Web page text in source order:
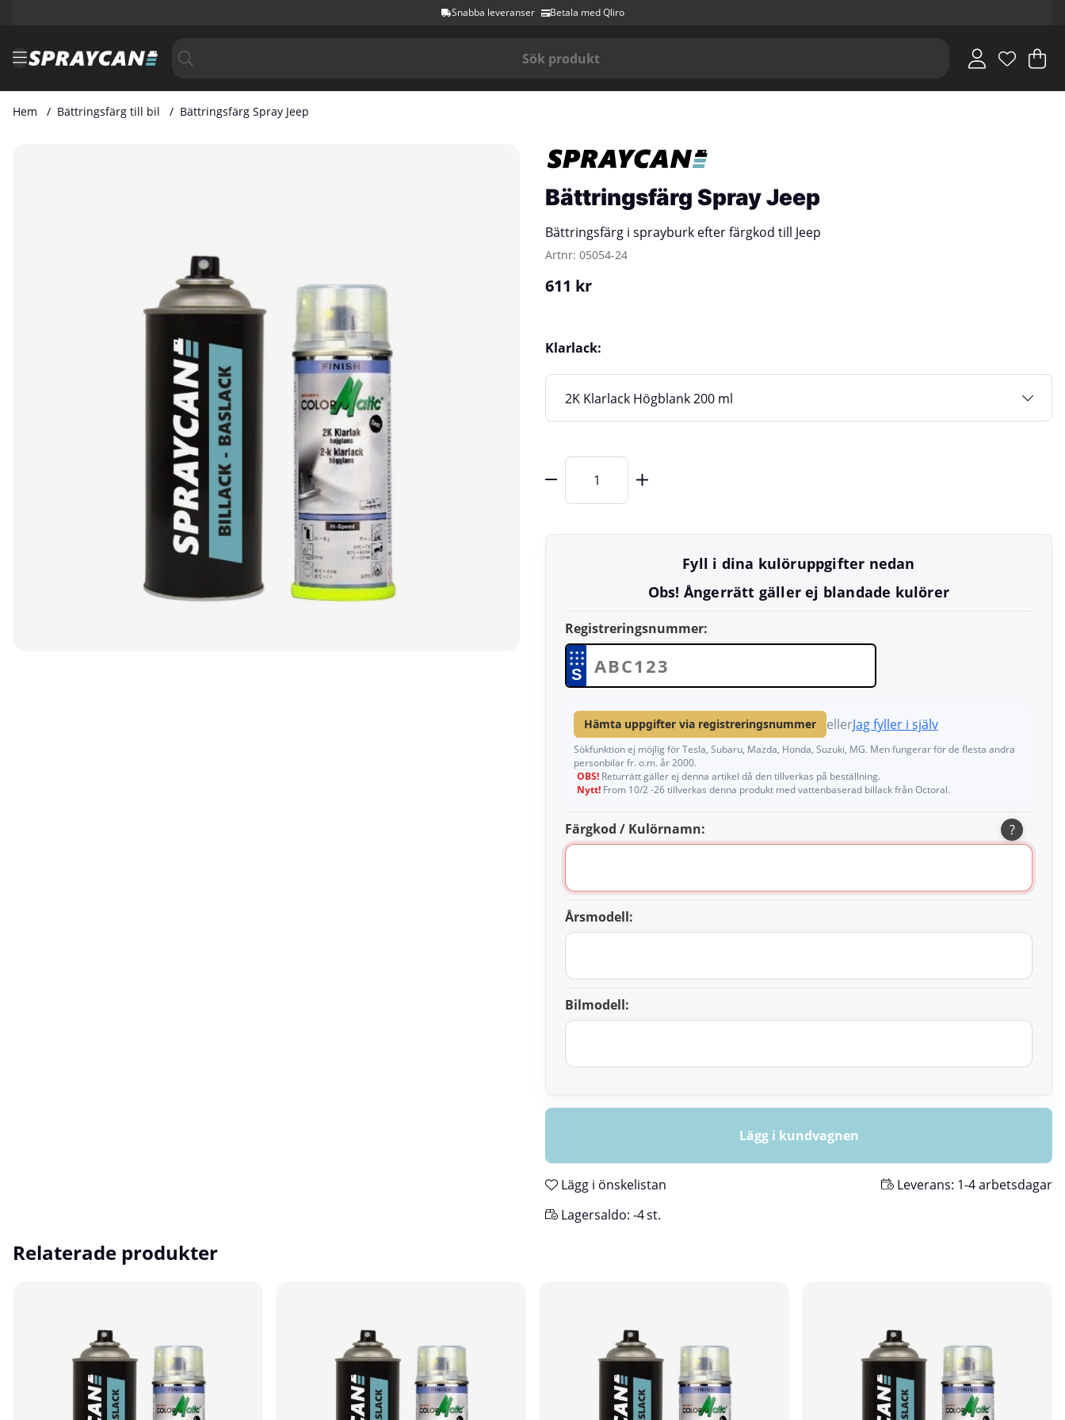
Snabba leveranser Betala med Qliro
.
Hem Bättringsfärg till bil Bättringsfärg Spray Jeep
Bättringsfärg Spray Jeep
Bättringsfärg i sprayburk efter färgkod till Jeep
Artnr: 05054-24
611 kr
Klarlack:
Fyll i dina kulöruppgifter nedan
Obs! Ångerrätt gäller ej blandade kulörer
Registreringsnummer:
★ ★ ★
★ ★ ★
★ ★ ★
S
Hämta uppgifter via registreringsnummer ellerJag fyller i själv
Sökfunktion ej möjlig för Tesla, Subaru, Mazda, Honda, Suzuki, MG. Men fungerar för de flesta andra
personbilar fr. o.m. år 2000.
OBS! Returrätt gäller ej denna artikel då den tillverkas på beställning.
Nytt! From 10/2 -26 tillverkas denna produkt med vattenbaserad billack från Octoral.
Färgkod / Kulörnamn: ?
Årsmodell:
Bilmodell:
Lägg i kundvagnen
Lägg i önskelistan Leverans: 1-4 arbetsdagar
Lagersaldo: -4st.
Relaterade produkter